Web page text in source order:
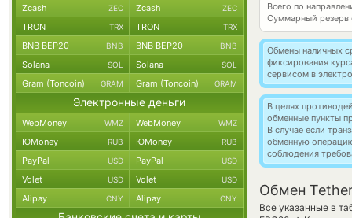
Всего по
Суммарный резерв
Обмены наличных
фиксирования
сервисом в
В целях
обменные пункты
В случае если
обменную
соблюдения
Обмен Tether
Все указанные в
Zcash ZEC Zcash ZEC
TRON TRX TRON TRX
BNB BEP20 BNB BNB BEP20 BNB
Solana SOL Solana SOL
Gram (Toncoin) GRAM Gram (Toncoin) GRAM
Электронные деньги
WebMoney WMZ WebMoney WMZ
ЮMoney RUB ЮMoney RUB
PayPal USD PayPal USD
Volet USD Volet USD
Alipay CNY Alipay CNY